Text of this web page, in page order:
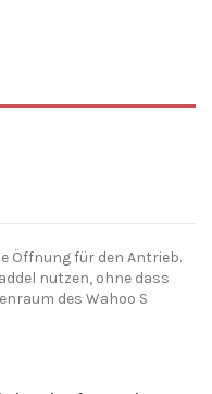
Öffnung für den Antrieb.
nutzen, ohne dass
des Wahoo S